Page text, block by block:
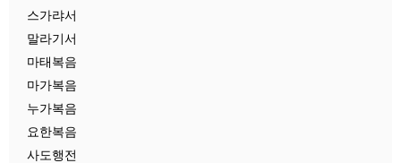
스가랴서
말라기서
마태복음
마가복음
누가복음
요한복음
사도행전